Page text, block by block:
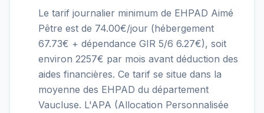
Le tarif journalier minimum de EHPAD Aimé
Pêtre est de 74.00€/jour (hébergement
67.73€ + dépendance GIR 5/6 6.27€), soit
environ 2257€ par mois avant déduction des
aides financières. Ce tarif se situe dans la
moyenne des EHPAD du département
Vaucluse. L'APA (Allocation Personnalisée